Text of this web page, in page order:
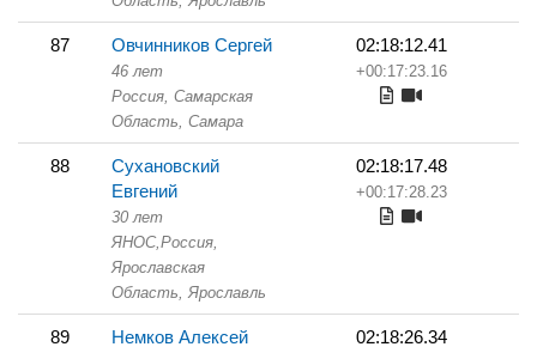
87 Овчинников Сергей
46 лет
Россия, Самарская
Область, Самара
02:18:12.41
+00:17:23.16
88
Сухановский
Евгений
30 лет
ЯНОС,Россия,
Ярославская
Область, Ярославль
02:18:17.48
+00:17:28.23
89 Немков Алексей 02:18:26.34